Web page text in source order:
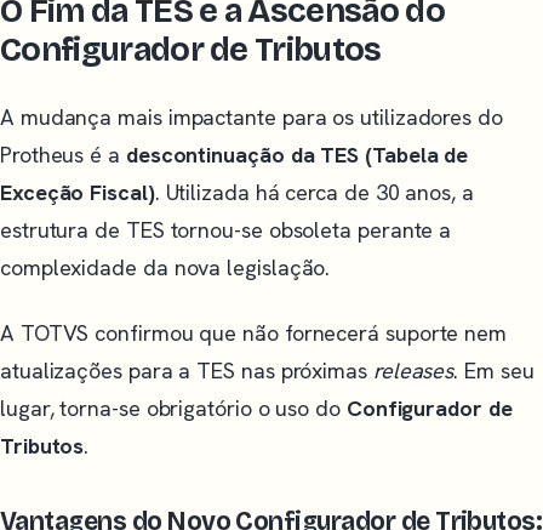
O Fim da TES e a Ascensão do
Configurador de Tributos
A mudança mais impactante para os utilizadores do
Protheus é a descontinuação da TES (Tabela de
Exceção Fiscal). Utilizada há cerca de 30 anos, a
estrutura de TES tornou-se obsoleta perante a
complexidade da nova legislação.
A TOTVS confirmou que não fornecerá suporte nem
atualizações para a TES nas próximas releases. Em seu
lugar, torna-se obrigatório o uso do Configurador de
Tributos.
Vantagens do Novo Configurador de Tributos: